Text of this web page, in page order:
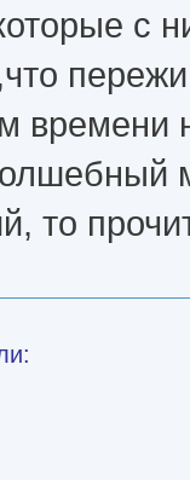
с
времени
то